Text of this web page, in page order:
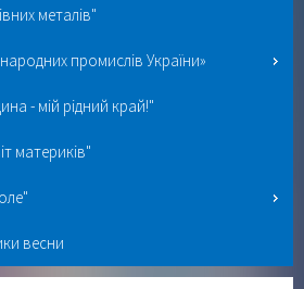
металів"
промислів України»
- мій рідний край!"
материків"
весни